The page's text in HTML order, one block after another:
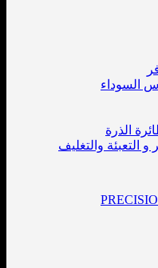
السوداء
الذرة
التعبئة والتغليف